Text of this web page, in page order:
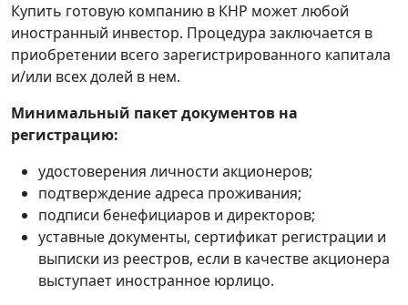
Купить готовую компанию в КНР может любой
иностранный инвестор. Процедура заключается в
приобретении всего зарегистрированного капитала
и/или всех долей в нем.
Минимальный пакет документов на
регистрацию:
удостоверения личности акционеров;
подтверждение адреса проживания;
подписи бенефициаров и директоров;
уставные документы, сертификат регистрации и
выписки из реестров, если в качестве акционера
выступает иностранное юрлицо.